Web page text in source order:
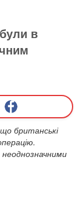
в
британські
неоднозначними